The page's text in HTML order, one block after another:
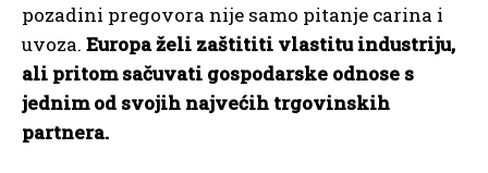
pozadini pregovora nije samo pitanje carina i
uvoza. Europa želi zaštititi vlastitu industriju,
ali pritom sačuvati gospodarske odnose s
jednim od svojih najvećih trgovinskih
partnera.